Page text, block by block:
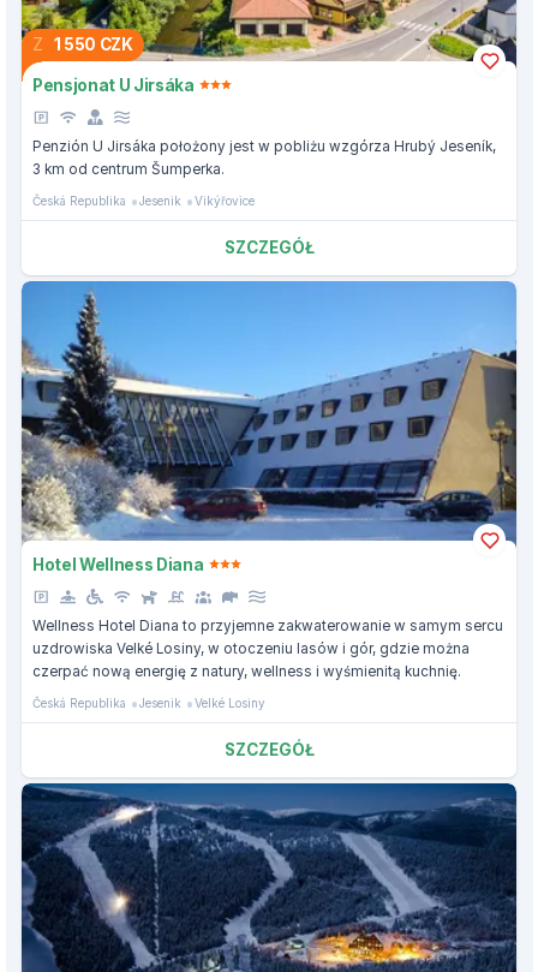
Z 1 550 CZK
Pensjonat U Jirsáka
Penzión U Jirsáka położony jest w pobliżu wzgórza Hrubý Jeseník,
3 km od centrum Šumperka.
Česká Republika Jesenik Vikýřovice
SZCZEGÓŁ
Hotel Wellness Diana
Wellness Hotel Diana to przyjemne zakwaterowanie w samym sercu
uzdrowiska Velké Losiny, w otoczeniu lasów i gór, gdzie można
czerpać nową energię z natury, wellness i wyśmienitą kuchnię.
Česká Republika Jesenik Velké Losiny
SZCZEGÓŁ